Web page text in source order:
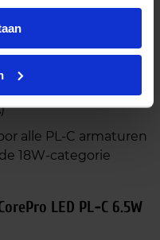
(HF): directe
installatie zonder
alle PL‑C armaturen
18W‑categorie
LED PL‑C 6.5W